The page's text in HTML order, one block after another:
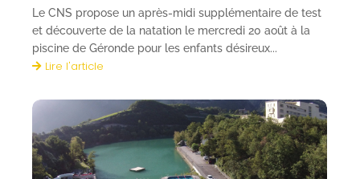
Le CNS propose un après-midi supplémentaire de test
et découverte de la natation le mercredi 20 août à la
piscine de Géronde pour les enfants désireux...
Lire l'article